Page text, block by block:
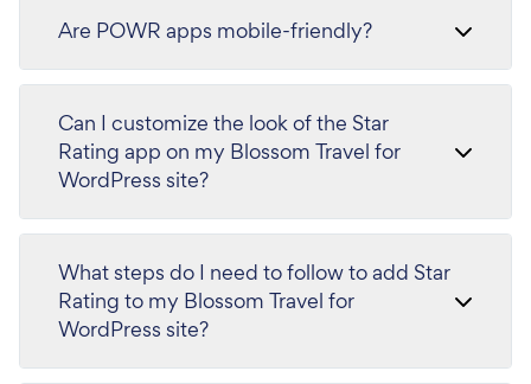
Are POWR apps mobile-friendly?
Can I customize the look of the Star
Rating app on my Blossom Travel for
WordPress site?
What steps do I need to follow to add Star
Rating to my Blossom Travel for
WordPress site?